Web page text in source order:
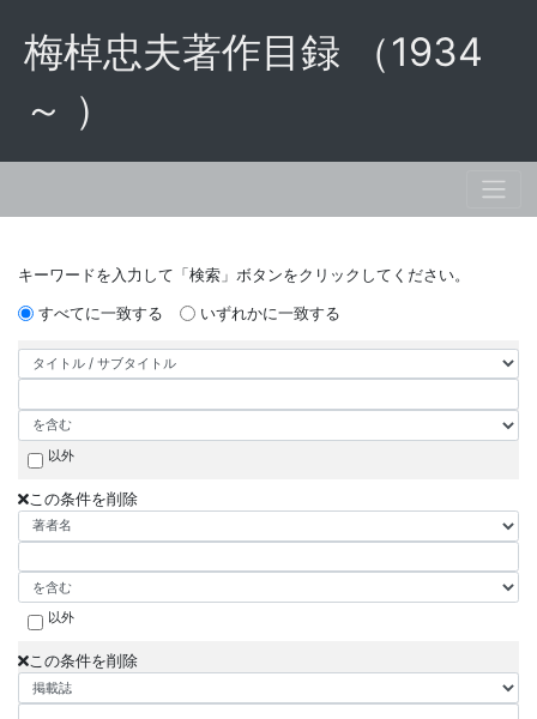
梅棹忠夫著作目録 （1934
～ ）
キーワードを入力して「検索」ボタンをクリックしてください。
すべてに一致する
いずれかに一致する
以外
この条件を削除
以外
この条件を削除